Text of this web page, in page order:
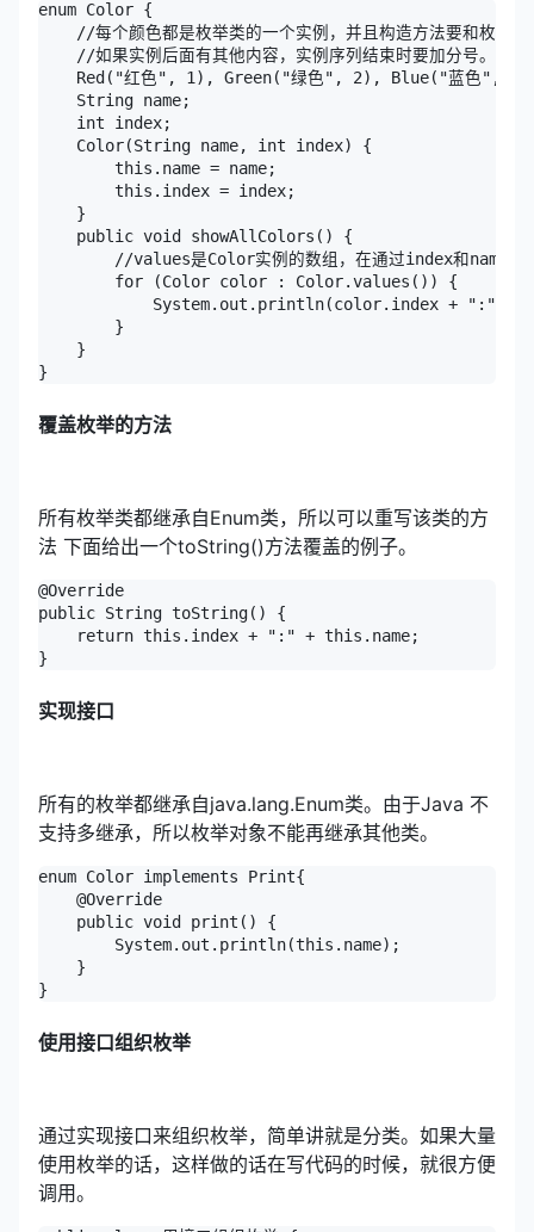
enum Color {
//每个颜色都是枚举类的一个实例，并且构造方法要和枚举类
    //如果实例后面有其他内容，实例序列结束时要加分号。
Red("红色", 1), Green("绿色", 2), Blue("蓝色",
    String name;
    int index;
    Color(String name, int index) {
        this.name = name;
        this.index = index;
    }
    public void showAllColors() {
//values是Color实例的数组，在通过index和name可
        for (Color color : Color.values()) {
System.out.println(color.index + ":" +
        }
    }
}
覆盖枚举的方法
所有枚举类都继承自Enum类，所以可以重写该类的方
法 下面给出一个toString()方法覆盖的例子。
@Override
public String toString() {
    return this.index + ":" + this.name;
}
实现接口
所有的枚举都继承自java.lang.Enum类。由于Java 不
支持多继承，所以枚举对象不能再继承其他类。
enum Color implements Print{
    @Override
    public void print() {
        System.out.println(this.name);
    }
}
使用接口组织枚举
通过实现接口来组织枚举，简单讲就是分类。如果大量
使用枚举的话，这样做的话在写代码的时候，就很方便
调用。